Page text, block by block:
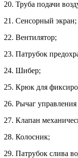
20. Труба подачи
21. Сенсорный экран;
22. Вентилятор;
23. Патрубок
24. Шибер;
25. Крюк для
26. Рычаг
27. Клапан
28. Колосник;
29. Патрубок слива